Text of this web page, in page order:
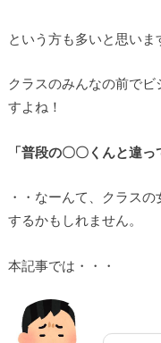
という方も多いと思いま
クラスのみんなの前で
すよね！
「普段の〇〇くんと違
・・なーんて、クラス
するかもしれません。
本記事では・・・